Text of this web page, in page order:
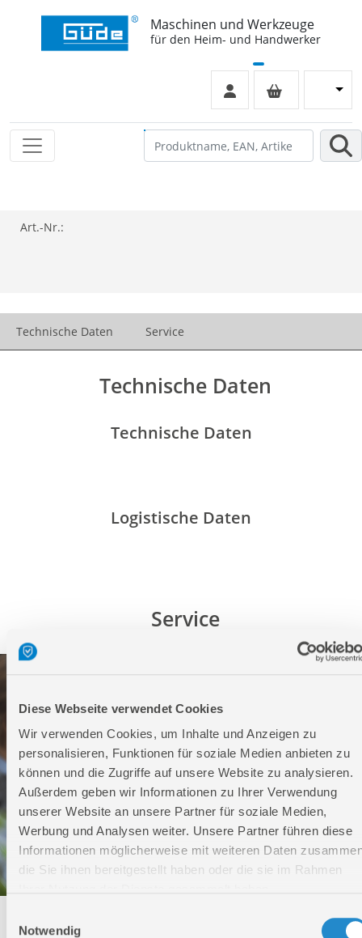
Diese Webseite verwendet Cookies
Wir verwenden Cookies, um Inhalte und Anzeigen zu
personalisieren, Funktionen für soziale Medien anbieten zu
können und die Zugriffe auf unsere Website zu analysieren.
Außerdem geben wir Informationen zu Ihrer Verwendung
unserer Website an unsere Partner für soziale Medien,
Werbung und Analysen weiter. Unsere Partner führen diese
Informationen möglicherweise mit weiteren Daten
die Sie ihnen bereitgestellt haben oder die sie im Rahmen
Notwendig
Maschinen und Werkzeuge
für den Heim- und Handwerker
Art.-Nr.:
Technische Daten Service
Technische Daten
Technische Daten
Logistische Daten
Service
Technischer Service